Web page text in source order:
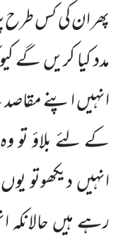
پھر ان کی کس طرح
مدد کیا کریں گے
انہیں اپنے مقاصد
کے لئے بلاؤ تو
انہیں دیکھوتو
رہے ہیں حالانکہ